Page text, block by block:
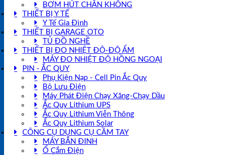
BƠM HÚT CHÂN KHÔNG
THIẾT BỊ Y TẾ
Y Tế Gia Đình
THIẾT BỊ GARAGE OTO
TỦ ĐỒ NGHỀ
THIẾT BỊ ĐO NHIỆT ĐỘ-ĐỘ ẨM
MÁY ĐO NHIỆT ĐỘ HỒNG NGOẠI
PIN - ẮC QUY
Phụ Kiện Nạp - Cell Pin Ắc Quy
Bộ Lưu Điện
Máy Phát Điện Chạy Xăng-Chạy Dầu
Ắc Quy Lithium UPS
Ắc Quy Lithium Viễn Thông
Ắc Quy Lithium Solar
CÔNG CỤ DỤNG CỤ CẦM TAY
MÁY BẮN ĐINH
Ổ Cắm Điện